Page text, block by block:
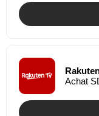
Achat